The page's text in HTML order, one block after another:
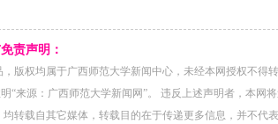
责声明：
版权均属于广西师范大学新闻中心，未经本网授权不得
“来源：广西师范大学新闻网”。 违反上述声明者，本网将
转载自其它媒体，转载目的在于传递更多信息，并不代表